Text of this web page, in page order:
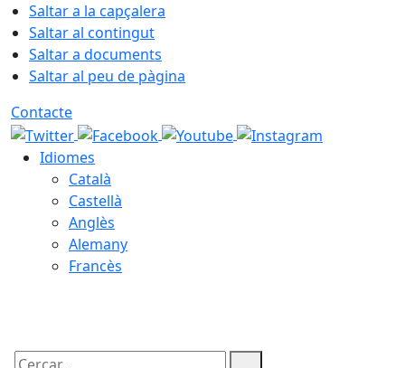
Saltar a la capçalera
Saltar al contingut
Saltar a documents
Saltar al peu de pàgina
Contacte
Idiomes
Català
Castellà
Anglès
Alemany
Francès